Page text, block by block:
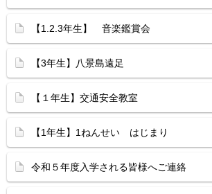
【1.2.3年生】 音楽鑑賞会
【3年生】八景島遠足
【１年生】交通安全教室
【1年生】1ねんせい はじまり
令和５年度入学される皆様へご連絡